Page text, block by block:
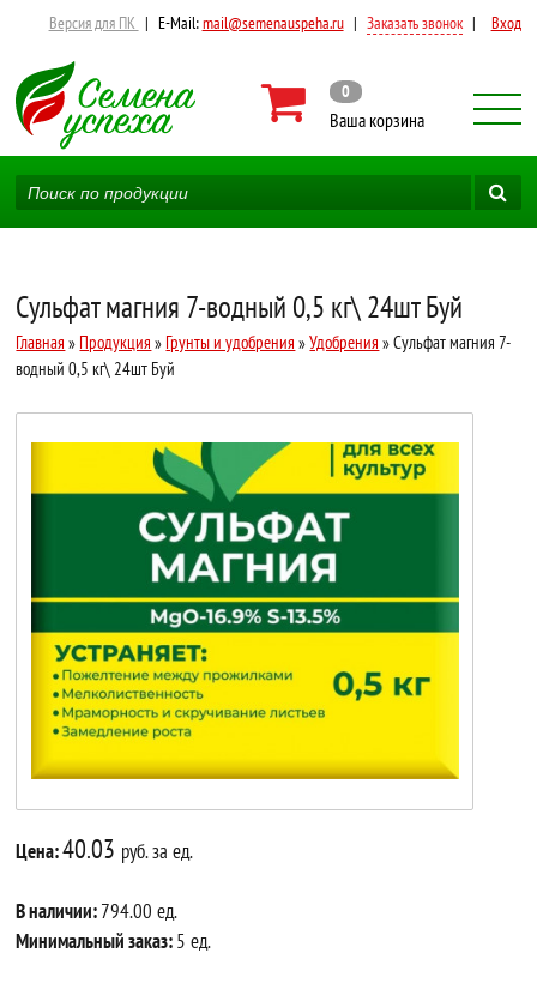
Версия для ПК | E-Mail:mail@semenauspeha.ru | Заказать звонок | Вход
0
Ваша корзина
Сульфат магния 7-водный 0,5 кг\ 24шт Буй
Главная » Продукция » Грунты и удобрения »Удобрения » Сульфат магния 7-
водный 0,5 кг\ 24шт Буй
Цена:40.03 руб. за ед.
В наличии:794.00 ед.
Минимальный заказ:5 ед.